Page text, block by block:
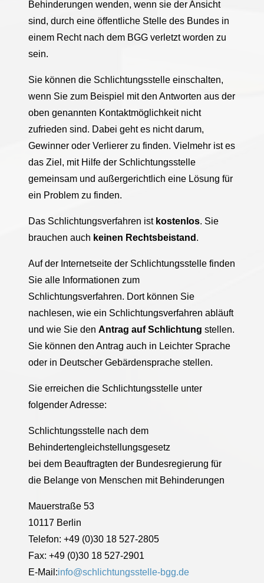
Behinderungen wenden, wenn sie der Ansicht
sind, durch eine öffentliche Stelle des Bundes in
einem Recht nach dem BGG verletzt worden zu
sein.
Sie können die Schlichtungsstelle einschalten,
wenn Sie zum Beispiel mit den Antworten aus der
oben genannten Kontaktmöglichkeit nicht
zufrieden sind. Dabei geht es nicht darum,
Gewinner oder Verlierer zu finden. Vielmehr ist es
das Ziel, mit Hilfe der Schlichtungsstelle
gemeinsam und außergerichtlich eine Lösung für
ein Problem zu finden.
Das Schlichtungsverfahren ist kostenlos. Sie
brauchen auch keinen Rechtsbeistand .
Auf der Internetseite der Schlichtungsstelle finden
Sie alle Informationen zum
Schlichtungsverfahren. Dort können Sie
nachlesen, wie ein Schlichtungsverfahren abläuft
und wie Sie den Antrag auf Schlichtung stellen.
Sie können den Antrag auch in Leichter Sprache
oder in Deutscher Gebärdensprache stellen.
Sie erreichen die Schlichtungsstelle unter
folgender Adresse:
Schlichtungsstelle nach dem
Behindertengleichstellungsgesetz
bei dem Beauftragten der Bundesregierung für
die Belange von Menschen mit Behinderungen
Mauerstraße 53
10117 Berlin
Telefon: +49 (0)30 18 527-2805
Fax: +49 (0)30 18 527-2901
E-Mail:info@schlichtungsstelle-bgg.de